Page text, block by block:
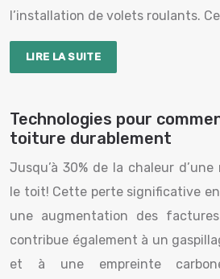
l’installation de volets roulants.
LIRE LA SUITE
Technologies pour
toiture durablement
Jusqu’à 30% de la chaleur d’une
le toit! Cette perte significative
une augmentation des
contribue également à un
et à une empreinte